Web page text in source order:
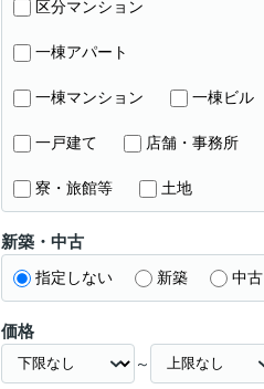
区分マンション
一棟アパート
一棟マンション 一棟ビル
一戸建て 店舗・事務所
寮・旅館等 土地
新築・中古
指定しない 新築 中古
価格
～